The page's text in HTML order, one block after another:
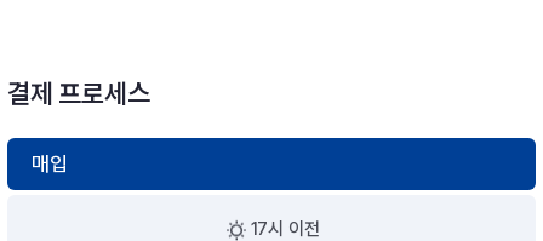
결제 프로세스
매입
17시 이전